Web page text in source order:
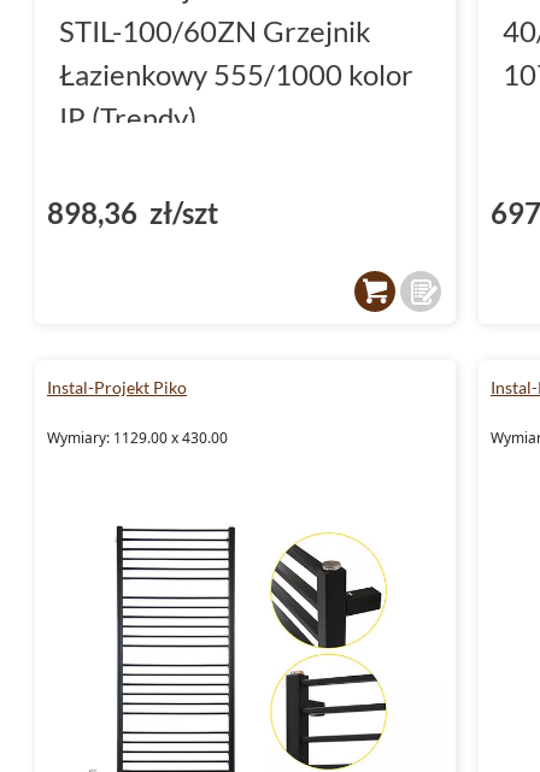
STIL-100/60ZN Grzejnik
Łazienkowy 555/1000 kolor
IP (Trendy)
898,36 zł/szt
Instal-Projekt Piko
Wymiary: 1129.00 x 430.00